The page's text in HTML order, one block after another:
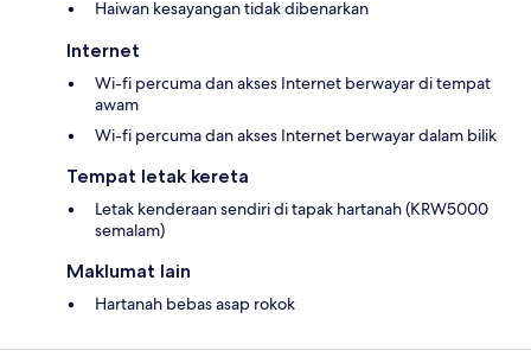
Haiwan kesayangan tidak dibenarkan
Internet
Wi-fi percuma dan akses Internet berwayar di tempat
awam
Wi-fi percuma dan akses Internet berwayar dalam bilik
Tempat letak kereta
Letak kenderaan sendiri di tapak hartanah (KRW5000
semalam)
Maklumat lain
Hartanah bebas asap rokok